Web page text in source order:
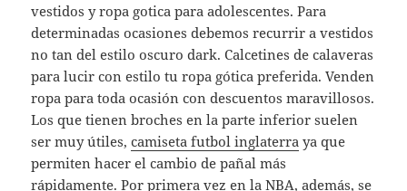
vestidos y ropa gotica para adolescentes. Para
determinadas ocasiones debemos recurrir a vestidos
no tan del estilo oscuro dark. Calcetines de calaveras
para lucir con estilo tu ropa gótica preferida. Venden
ropa para toda ocasión con descuentos maravillosos.
Los que tienen broches en la parte inferior suelen
ser muy útiles,camiseta futbol inglaterra ya que
permiten hacer el cambio de pañal más
rápidamente. Por primera vez en la NBA, además, se